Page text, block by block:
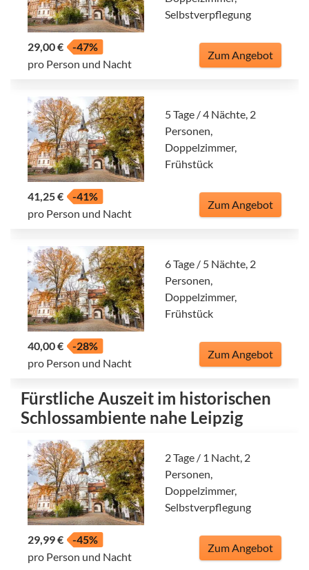
Selbstverpflegung
29,00 €
-47%
pro Person und Nacht
Zum Angebot
5 Tage / 4 Nächte, 2
Personen,
Doppelzimmer,
Frühstück
41,25 €
-41%
pro Person und Nacht
Zum Angebot
6 Tage / 5 Nächte, 2
Personen,
Doppelzimmer,
Frühstück
40,00 €
-28%
pro Person und Nacht
Zum Angebot
Fürstliche Auszeit im historischen
Schlossambiente nahe Leipzig
2 Tage / 1 Nacht, 2
Personen,
Doppelzimmer,
Selbstverpflegung
29,99 €
-45%
pro Person und Nacht
Zum Angebot